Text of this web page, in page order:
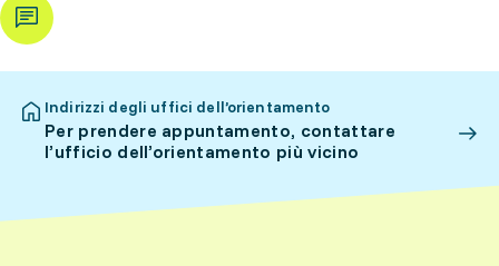
Indirizzi degli uffici dell’orientamento
Per prendere appuntamento, contattare
l’ufficio dell’orientamento più vicino